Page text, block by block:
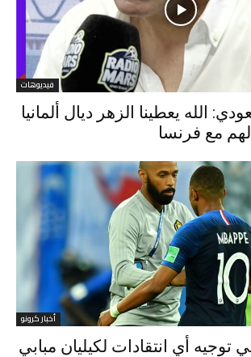
فيديوهات
الله يعطينا الزهر ديال ألمانيا
مع فرنسا
أخبار كرونو
توجيه أي انتقادات لكيليان مبابي